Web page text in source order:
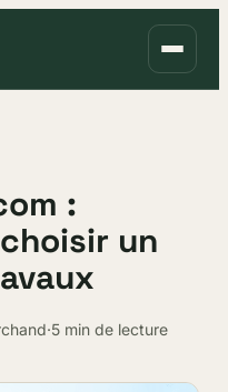
:
un
·5 min de lecture